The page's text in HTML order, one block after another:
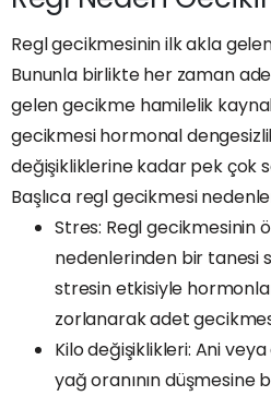
Regl gecikmesinin ilk akla
Bununla birlikte her zaman
gelen gecikme hamilelik
gecikmesi hormonal
değişikliklerine kadar pek çok
Başlıca regl gecikmesi
Stres: Regl gecikmesinin
nedenlerinden bir tanesi
stresin etkisiyle
zorlanarak adet
Kilo değişiklikleri: Ani veya
yağ oranının düşmesine